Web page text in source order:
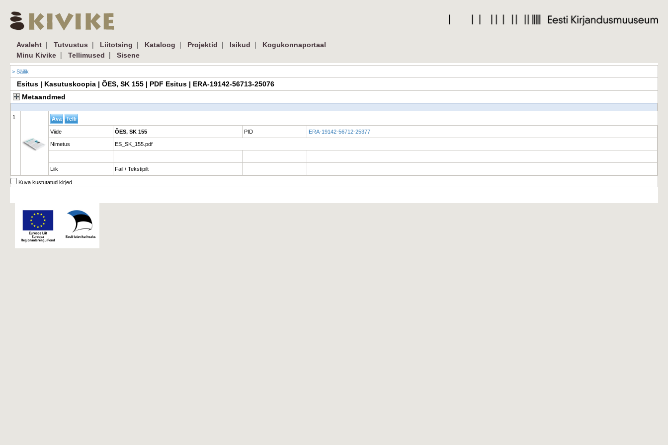
Avaleht | Tutvustus | Liitotsing | Kataloog | Projektid | Isikud |
Kogukonnaportaal
Minu Kivike | Tellimused | Sisene
> Säilik
Esitus | Kasutuskoopia | ÕES, SK 155 | PDF Esitus | ERA-19142-56713-25076
Metaandmed
1
Viide ÕES, SK 155 PID ERA-19142-56712-25377
Nimetus ES_SK_155.pdf
Liik Fail / Tekstipilt
Kuva kustutatud kirjed